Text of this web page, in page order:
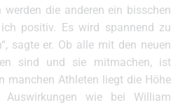
die anderen ein bisschen
positiv. Es wird spannend zu
sagte er. Ob alle mit den neuen
sind und sie mitmachen, ist
manchen Athleten liegt die Höhe
wie bei William